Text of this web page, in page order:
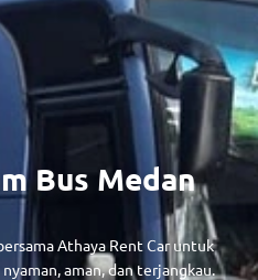
Bus Medan
Athaya Rent Car untuk
aman, dan terjangkau.